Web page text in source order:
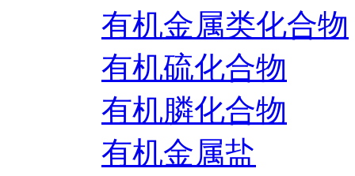
有机金属类化合物
有机硫化合物
有机膦化合物
有机金属盐